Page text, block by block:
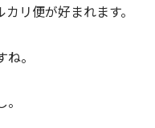
リ便が好まれます。
。